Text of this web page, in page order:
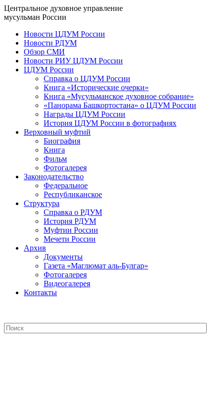
Центральное духовное управление
мусульман России
Новости ЦДУМ России
Новости РДУМ
Обзор СМИ
Новости РИУ ЦДУМ России
ЦДУМ России
Справка о ЦДУМ России
Книга «Исторические очерки»
Книга «Мусульманское духовное собрание»
«Панорама Башкортостана» о ЦДУМ России
Награды ЦДУМ России
История ЦДУМ России в фотографиях
Верховный муфтий
Биография
Книга
Фильм
Фотогалерея
Законодательство
Федеральное
Республиканское
Структура
Справка о РДУМ
История РДУМ
Муфтии России
Мечети России
Архив
Документы
Газета «Маглюмат аль-Булгар»
Фотогалерея
Видеогалерея
Контакты